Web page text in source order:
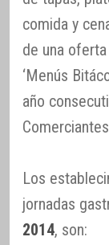
comida y
de una
‘Menús
año
Los
jornadas
2014, son: